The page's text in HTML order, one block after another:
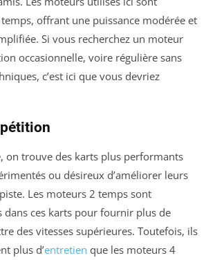
offrant une puissance modérée et
Si vous recherchez un moteur
occasionnelle, voire régulière sans
c’est ici que vous devriez
on trouve des karts plus performants
ou désireux d’améliorer leurs
Les moteurs 2 temps sont
ces karts pour fournir plus de
des vitesses supérieures. Toutefois, ils
plus d’entretien que les moteurs 4